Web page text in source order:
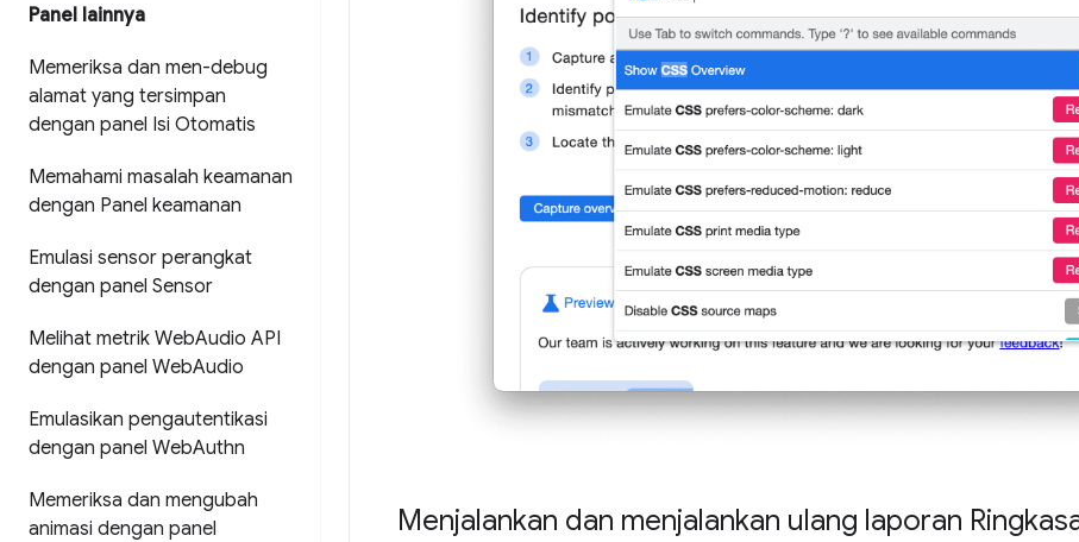
Panel lainnya
Memeriksa dan men-debug
alamat yang tersimpan
dengan panel Isi Otomatis
Memahami masalah keamanan
dengan Panel keamanan
Emulasi sensor perangkat
dengan panel Sensor
Melihat metrik WebAudio API
dengan panel WebAudio
Emulasikan pengautentikasi
dengan panel WebAuthn
Memeriksa dan mengubah
animasi dengan panel
Menjalankan dan menjalankan ulang laporan